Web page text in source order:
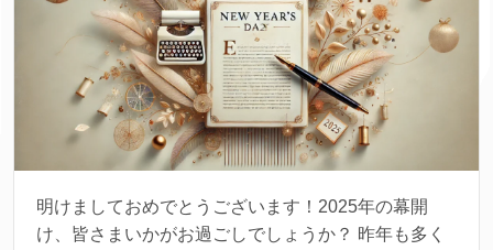
明けましておめでとうございます！2025年の幕開
け、皆さまいかがお過ごしでしょうか？ 昨年も多く